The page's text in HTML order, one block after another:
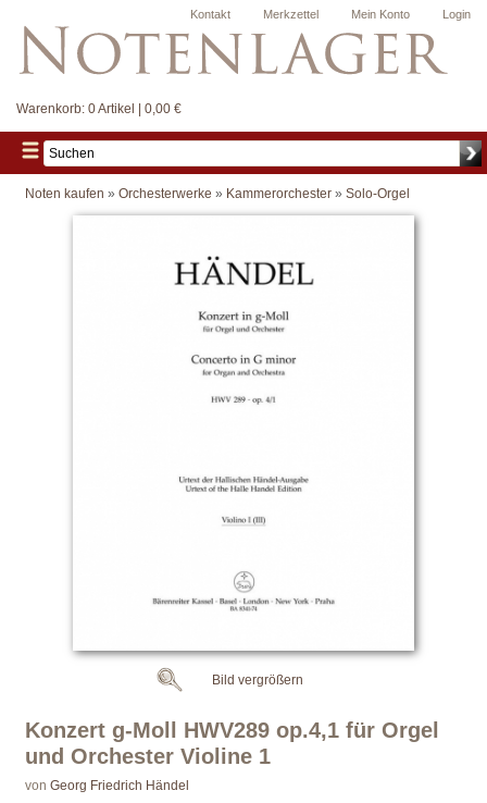
Login
Mein Konto
Merkzettel
Kontakt
Warenkorb: 0 Artikel | 0,00 €
Noten kaufen » Orchesterwerke » Kammerorchester » Solo-Orgel
Konzert g-Moll HWV289 op.4,1 für Orgel
und Orchester Violine 1
von Georg Friedrich Händel
Bild vergrößern